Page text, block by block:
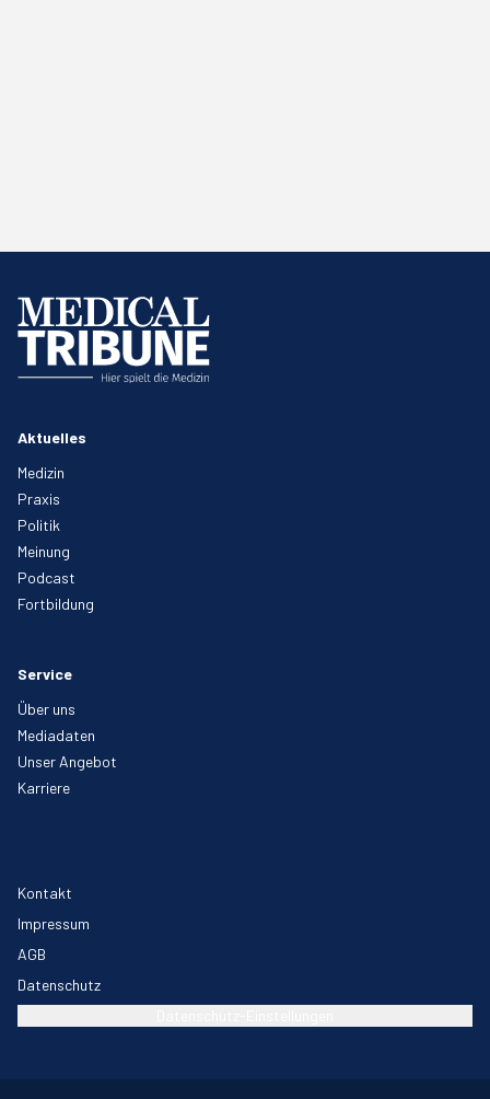
Aktuelles
Medizin
Praxis
Politik
Meinung
Podcast
Fortbildung
Service
Über uns
Mediadaten
Unser Angebot
Karriere
Kontakt
Impressum
AGB
Datenschutz